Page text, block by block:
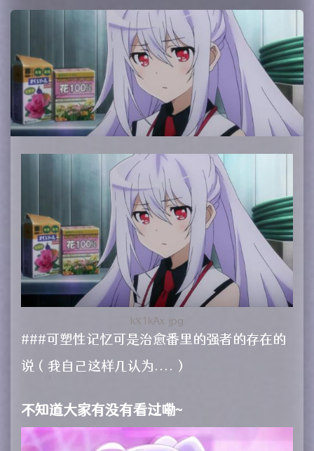
kX1kAx.jpg
###可塑性记忆可是治愈番里的强者的存在的
说（我自己这样几认为....）
不知道大家有没有看过嘞~